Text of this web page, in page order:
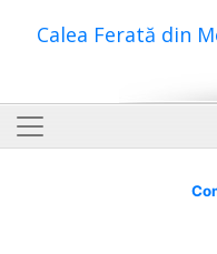
Calea Ferată din